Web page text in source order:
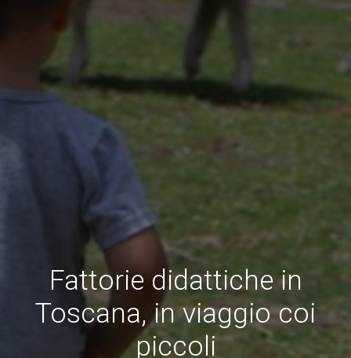
Fattorie didattiche in
Toscana, in viaggio coi
piccoli